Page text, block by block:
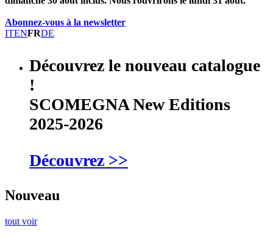
Abonnez-vous à la newsletter
ITENFRDE
Découvrez le nouveau catalogue
!
SCOMEGNA New Editions
2025-2026
Découvrez >>
Nouveau
tout voir